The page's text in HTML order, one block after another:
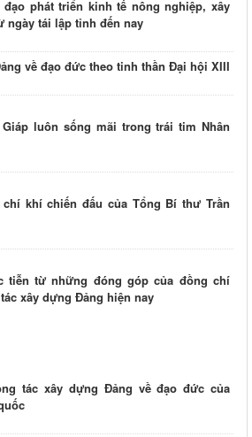
phát triển kinh tế nông nghiệp, xây
tái lập tỉnh đến nay
về đạo đức theo tinh thần Đại hội XIII
luôn sống mãi trong trái tim Nhân
khí chiến đấu của Tổng Bí thư Trần
tiễn từ những đóng góp của đồng chí
xây dựng Đảng hiện nay
tác xây dựng Đảng về đạo đức của